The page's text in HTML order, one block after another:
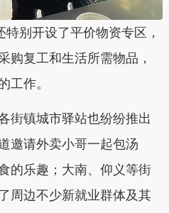
别开设了平价物资专区，
购复工和生活所需物品，
工作。
镇城市驿站也纷纷推出
邀请外卖小哥一起包汤
的乐趣；大南、仰义等街
周边不少新就业群体及其